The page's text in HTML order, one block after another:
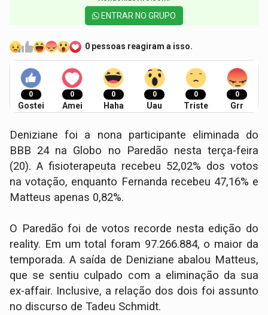
ENTRAR NO GRUPO
0 pessoas reagiram a isso.
0
Gostei
0
Amei
0
Haha
0
Uau
0
Triste
0
Grr
Deniziane foi a nona participante eliminada do
BBB 24 na Globo no Paredão nesta terça-feira
(20). A fisioterapeuta recebeu 52,02% dos votos
na votação, enquanto Fernanda recebeu 47,16% e
Matteus apenas 0,82%.
O Paredão foi de votos recorde nesta edição do
reality. Em um total foram 97.266.884, o maior da
temporada. A saída de Deniziane abalou Matteus,
que se sentiu culpado com a eliminação da sua
ex-affair. Inclusive, a relação dos dois foi assunto
no discurso de Tadeu Schmidt.